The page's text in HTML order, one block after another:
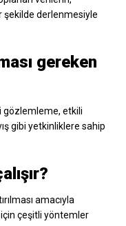
şekilde derlenmesiyle
gereken
gözlemleme, etkili
gibi yetkinliklere sahip
amacıyla
çeşitli yöntemler